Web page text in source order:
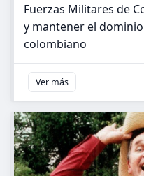
Fuerzas Militares de
y mantener el
colombiano
Ver más